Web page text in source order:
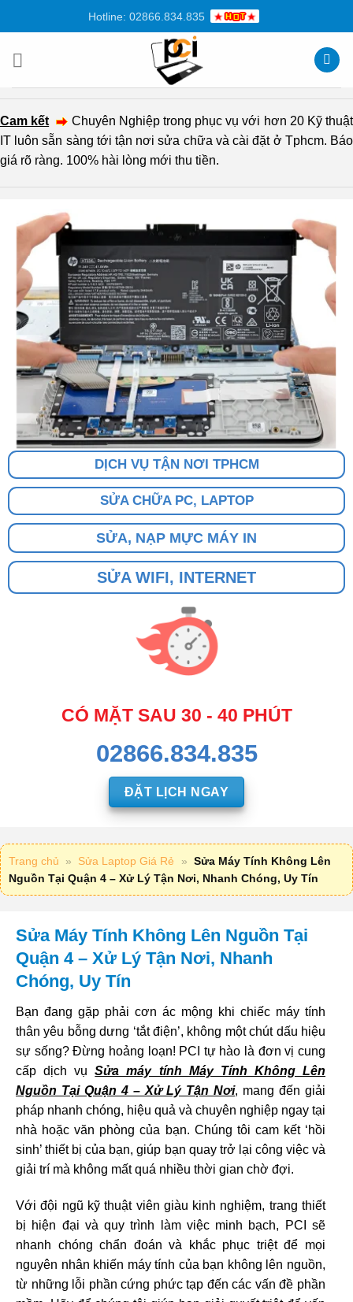
dung
Hotline: 02866.834.835
Cam kết
Chuyên Nghiệp trong phục vụ với hơn 20 Kỹ thuật
IT luôn sẵn sàng tới tận nơi sửa chữa và cài đặt ở Tphcm. Báo
giá rõ ràng. 100% hài lòng mới thu tiền.
DỊCH VỤ TẬN NƠI TPHCM
SỬA CHỮA PC, LAPTOP
SỬA, NẠP MỰC MÁY IN
SỬA WIFI, INTERNET
CÓ MẶT SAU 30 - 40 PHÚT
02866.834.835
ĐẶT LỊCH NGAY
Trang chủ » Sửa Laptop Giá Rẻ » Sửa Máy Tính Không Lên
Nguồn Tại Quận 4 – Xử Lý Tận Nơi, Nhanh Chóng, Uy Tín
Sửa Máy Tính Không Lên Nguồn Tại
Quận 4 – Xử Lý Tận Nơi, Nhanh
Chóng, Uy Tín
Bạn đang gặp phải cơn ác mộng khi chiếc máy tính
thân yêu bỗng dưng ‘tắt điện’, không một chút dấu hiệu
sự sống? Đừng hoảng loạn! PCI tự hào là đơn vị cung
cấp dịch vụSửa máy tính Máy Tính Không Lên
Nguồn Tại Quận 4 – Xử Lý Tận Nơi, mang đến giải
pháp nhanh chóng, hiệu quả và chuyên nghiệp ngay tại
nhà hoặc văn phòng của bạn. Chúng tôi cam kết ‘hồi
sinh’ thiết bị của bạn, giúp bạn quay trở lại công việc và
giải trí mà không mất quá nhiều thời gian chờ đợi.
Với đội ngũ kỹ thuật viên giàu kinh nghiệm, trang thiết
bị hiện đại và quy trình làm việc minh bạch, PCI sẽ
nhanh chóng chẩn đoán và khắc phục triệt để mọi
nguyên nhân khiến máy tính của bạn không lên nguồn,
từ những lỗi phần cứng phức tạp đến các vấn đề phần